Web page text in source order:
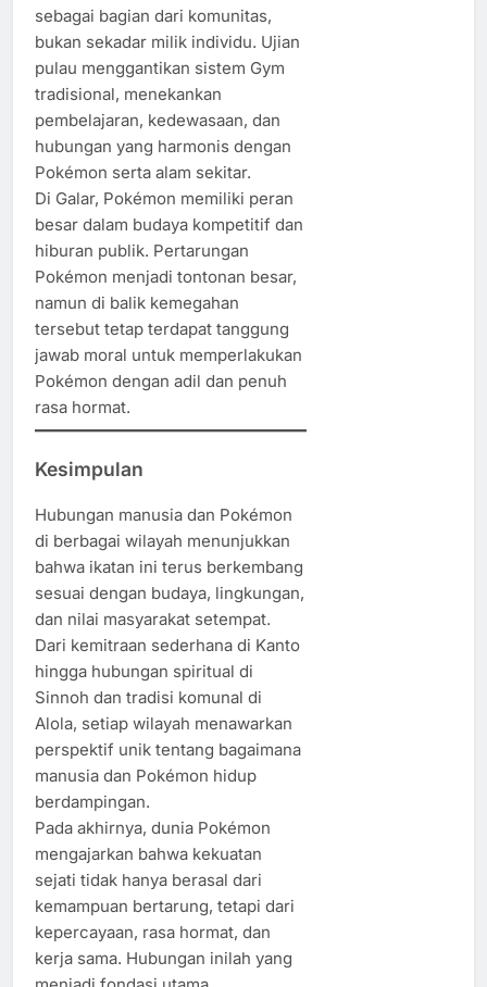
sebagai bagian dari komunitas,
bukan sekadar milik individu. Ujian
pulau menggantikan sistem Gym
tradisional, menekankan
pembelajaran, kedewasaan, dan
hubungan yang harmonis dengan
Pokémon serta alam sekitar.
Di Galar, Pokémon memiliki peran
besar dalam budaya kompetitif dan
hiburan publik. Pertarungan
Pokémon menjadi tontonan besar,
namun di balik kemegahan
tersebut tetap terdapat tanggung
jawab moral untuk memperlakukan
Pokémon dengan adil dan penuh
rasa hormat.
Kesimpulan
Hubungan manusia dan Pokémon
di berbagai wilayah menunjukkan
bahwa ikatan ini terus berkembang
sesuai dengan budaya, lingkungan,
dan nilai masyarakat setempat.
Dari kemitraan sederhana di Kanto
hingga hubungan spiritual di
Sinnoh dan tradisi komunal di
Alola, setiap wilayah menawarkan
perspektif unik tentang bagaimana
manusia dan Pokémon hidup
berdampingan.
Pada akhirnya, dunia Pokémon
mengajarkan bahwa kekuatan
sejati tidak hanya berasal dari
kemampuan bertarung, tetapi dari
kepercayaan, rasa hormat, dan
kerja sama. Hubungan inilah yang